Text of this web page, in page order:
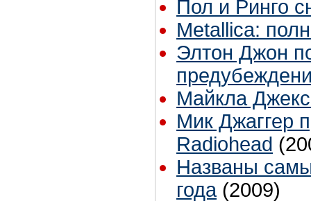
Пол и Ринго
Metallica:
Элтон Джон
Майкла
Мик Джаггер
Radiohead
Названы
года (2009)